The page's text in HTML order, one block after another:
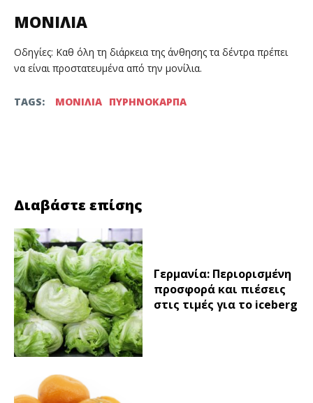
ΜΟΝΙΛΙΑ
Οδηγίες: Καθ όλη τη διάρκεια της άνθησης τα δέντρα πρέπει
να είναι προστατευμένα από την μονίλια.
TAGS: ΜΟΝΙΛΙΑ ΠΥΡΗΝΟΚΑΡΠΑ
Διαβάστε επίσης
Γερμανία: Περιορισμένη
προσφορά και πιέσεις
στις τιμές για το iceberg